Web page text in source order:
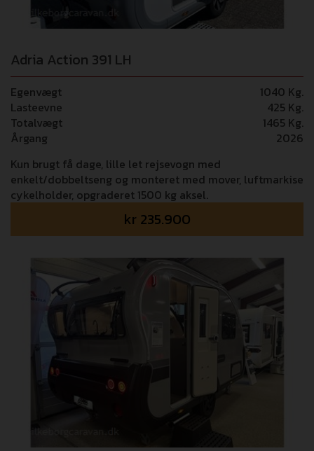
Adria Action 391 LH
Egenvægt
1040 Kg.
Lasteevne
425 Kg.
Totalvægt
1465 Kg.
Årgang
2026
Kun brugt få dage, lille let rejsevogn med
enkelt/dobbeltseng og monteret med mover, luftmarkise
cykelholder, opgraderet 1500 kg aksel.
kr 235.900